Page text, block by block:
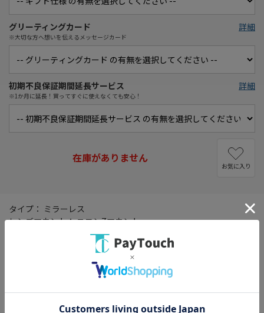
グリーティングカード
※大切な方へ想いを伝えるメッセージカード
詳細
初期不良保証期間延長サービス
※1か月に延長！買ってすぐに使えなくても安心！
詳細
在庫がありません
お気に入り
タイプ： ミラーレス
レンズマウント： ニコンZマウント
画素数： 2151万画素(総画素)/2088万画素(有効画素)
撮像素子： APS-C/23.5mm×15.7mm/CMOS
撮影感度： 標準 ISO100～51200/拡張 ISO102400相当・204800相
連写撮影： 高速連続撮影 約5コマ/秒/高速連続撮影(拡張) 約11コ